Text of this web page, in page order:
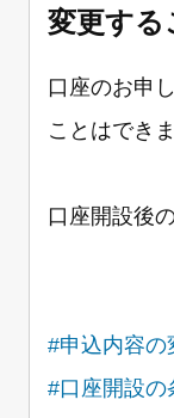
変更する
口座のお申
ことはでき
口座開設後
#申込内容の
#口座開設の